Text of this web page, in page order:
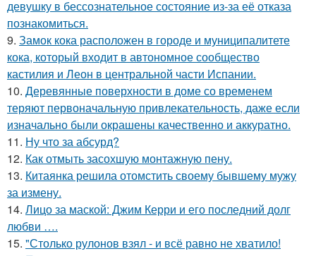
девушку в бессознательное состояние из-за её отказа
познакомиться.
9. Замок кока расположен в городе и муниципалитете
кока, который входит в автономное сообщество
кастилия и Леон в центральной части Испании.
10. Деревянные поверхности в доме со временем
теряют первоначальную привлекательность, даже если
изначально были окрашены качественно и аккуратно.
11. Ну что за абсурд?
12. Как отмыть засохшую монтажную пену.
13. Китаянка решила отомстить своему бывшему мужу
за измену.
14. Лицо за маской: Джим Керри и его последний долг
любви ….
15. "Столько рулонов взял - и всё равно не хватило!